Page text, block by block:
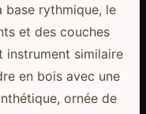
base rythmique, le
et des couches
instrument similaire
en bois avec une
ornée de